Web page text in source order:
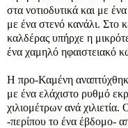
στα νοτιοδυτικά και με
με ένα στενό κανάλι. Στο
καλδέρας υπήρχε η
ένα χαμηλό ηφαιστειακό
Η προ-Καμένη
με ένα ελάχιστο ρυθμό
χιλιομέτρων ανά
-περίπου το ένα έβδομο-